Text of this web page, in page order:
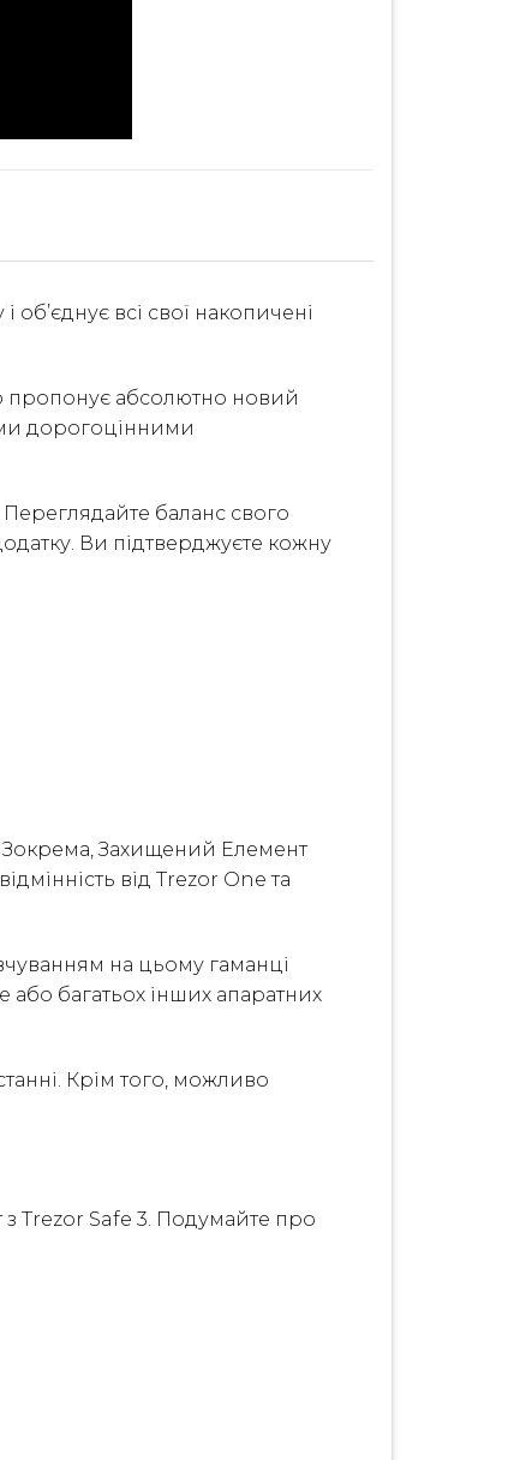
об’єднує всі свої накопичені
пропонує абсолютно новий
дорогоцінними
баланс свого
Ви підтверджуєте кожну
Зокрема, Захищений Елемент
від Trezor One та
на цьому гаманці
або багатьох інших апаратних
Крім того, можливо
Trezor Safe 3. Подумайте про